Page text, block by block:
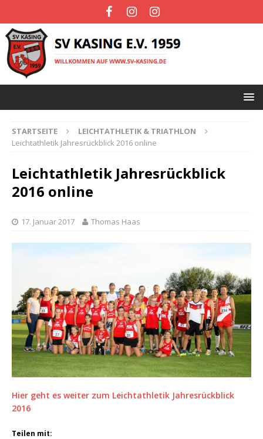
STARTSEITE
LEICHTATHLETIK & TRIATHLON
Leichtathletik Jahresrückblick 2016 online
Leichtathletik Jahresrückblick
2016 online
17. Januar 2017 Thomas Haas
Hier geht es weiter zum Leichtathletik Jahresrückblick
2016
Teilen mit: